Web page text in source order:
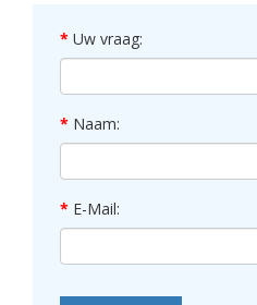
Uw vraag:
Naam:
E-Mail: